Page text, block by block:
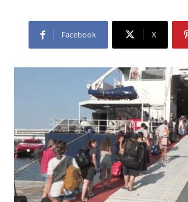
Facebook X